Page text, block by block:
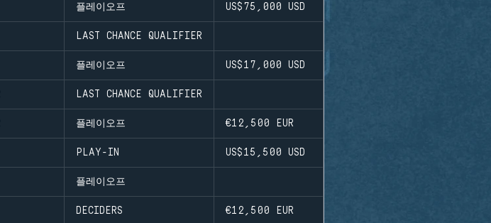
플레이오프 US$75,000 USD
LAST CHANCE QUALIFIER
플레이오프 US$17,000 USD
LAST CHANCE QUALIFIER
플레이오프 €12,500 EUR
PLAY-IN US$15,500 USD
플레이오프
DECIDERS €12,500 EUR